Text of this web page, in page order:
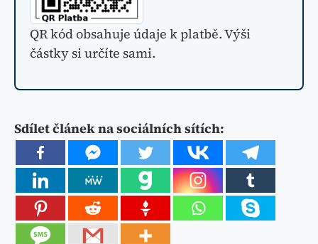
QR kód obsahuje údaje k platbě. Výši
částky si určíte sami.
Sdílet článek na sociálních sítích: